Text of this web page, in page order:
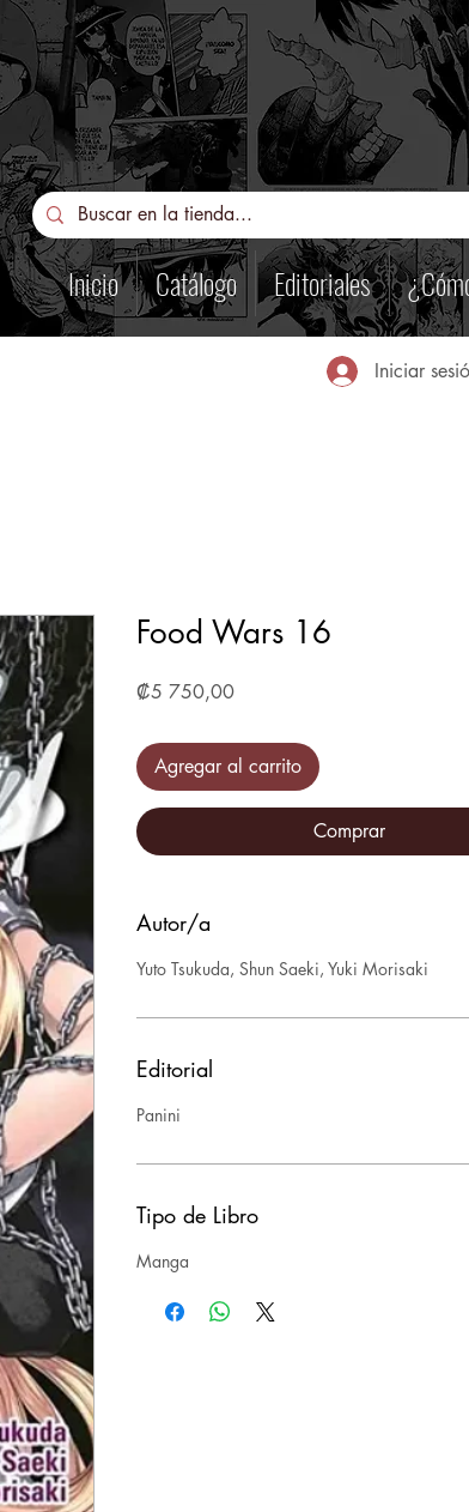
Inicio Catálogo Editoriales
Iniciar
Food Wars 16
₡5 750,00Precio
Agregar al carrito
Comprar
Autor/a
Yuto Tsukuda, Shun Saeki, Yuki Morisaki
Editorial
Panini
Tipo de Libro
Manga